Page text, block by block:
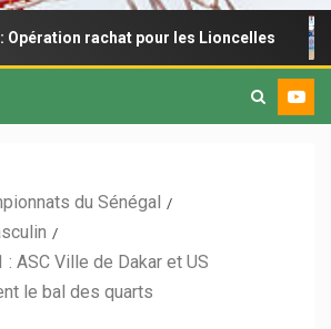
rachat pour les Lioncelles
du Sénégal
ASC Ville de Dakar et US
le bal des quarts